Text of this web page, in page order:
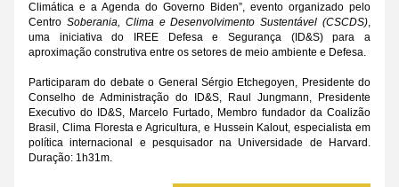
Climática e a Agenda do Governo Biden”, evento organizado pelo
Centro Soberania, Clima e Desenvolvimento Sustentável (CSCDS),
uma iniciativa do IREE Defesa e Segurança (ID&S) para a
aproximação construtiva entre os setores de meio ambiente e Defesa.
Participaram do debate o General Sérgio Etchegoyen, Presidente do
Conselho de Administração do ID&S, Raul Jungmann, Presidente
Executivo do ID&S, Marcelo Furtado, Membro fundador da Coalizão
Brasil, Clima Floresta e Agricultura, e Hussein Kalout, especialista em
política internacional e pesquisador na Universidade de Harvard.
Duração: 1h31m.